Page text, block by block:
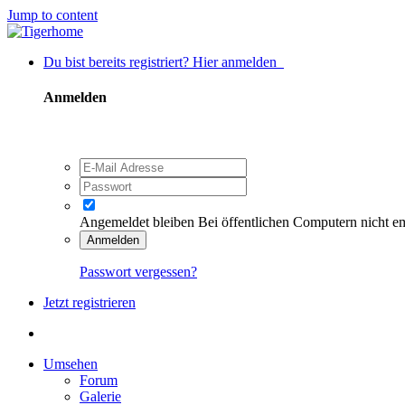
Jump to content
Du bist bereits registriert? Hier anmelden
Anmelden
Angemeldet bleiben Bei öffentlichen Computern nicht
Anmelden
Passwort vergessen?
Jetzt registrieren
Umsehen
Forum
Galerie